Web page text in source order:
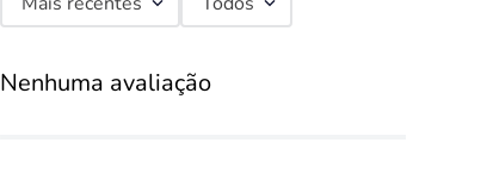
Nenhuma avaliação